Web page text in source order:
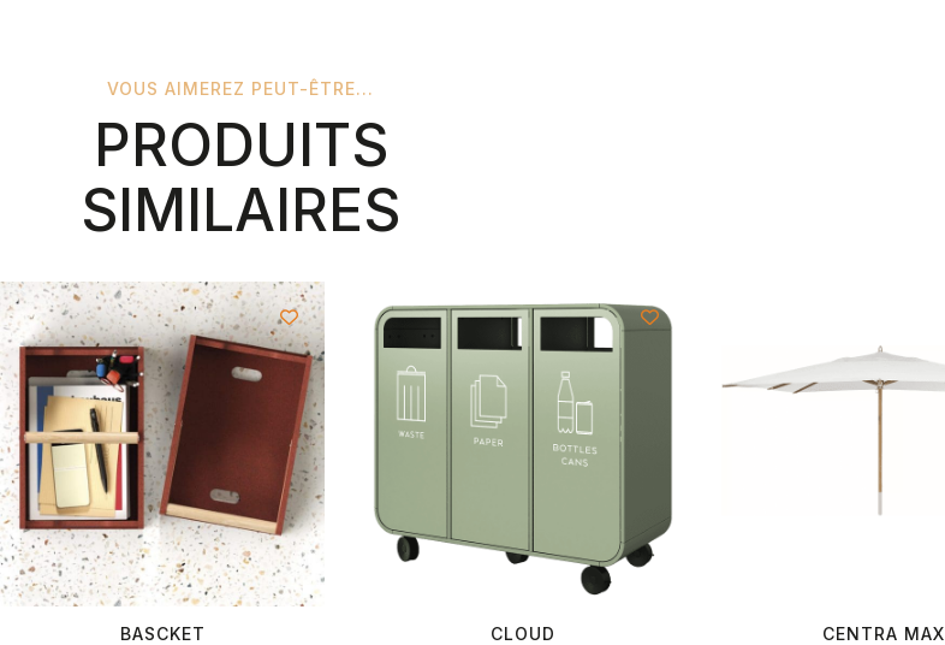
VOUS AIMEREZ PEUT-ÊTRE...
PRODUITS
SIMILAIRES
BASCKET CLOUD CENTRA MAX